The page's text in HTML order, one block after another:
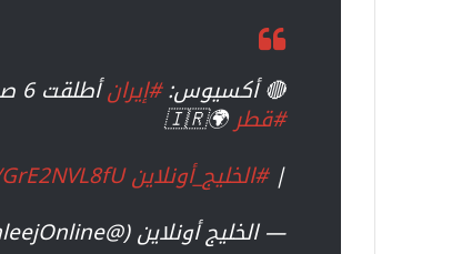
🔴 أكسيوس:#إيرانأطلقت 6 صواريخ باتجاه قاعدة العديد الأمريكية في
#قطر🌍🇮🇷
|#الخليج_أونلاين
— الخليج أونلاين (@AlkhaleejOnline)